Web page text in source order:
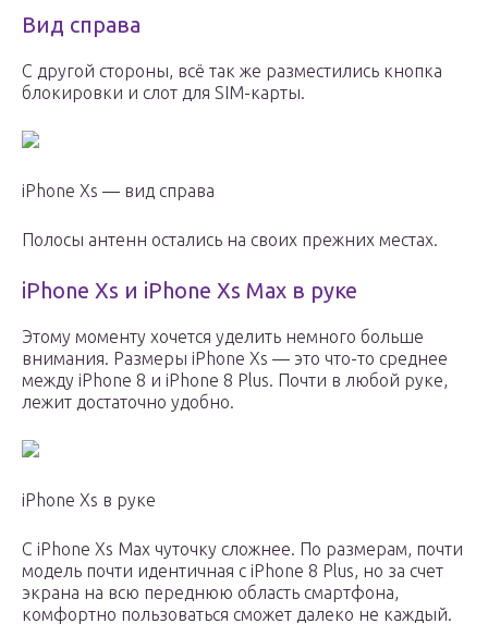
Вид справа
С другой стороны, всё так же разместились кнопка
блокировки и слот для SIM-карты.
iPhone Xs — вид справа
Полосы антенн остались на своих прежних местах.
iPhone Xs и iPhone Xs Max в руке
Этому моменту хочется уделить немного больше
внимания. Размеры iPhone Xs — это что-то среднее
между iPhone 8 и iPhone 8 Plus. Почти в любой руке,
лежит достаточно удобно.
iPhone Xs в руке
С iPhone Xs Max чуточку сложнее. По размерам, почти
модель почти идентичная с iPhone 8 Plus, но за счет
экрана на всю переднюю область смартфона,
комфортно пользоваться сможет далеко не каждый.